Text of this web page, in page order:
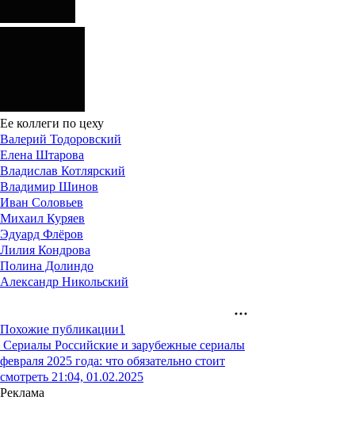
Ее коллеги по цеху
Валерий Тодоровский
Елена Штарова
Владислав Котлярский
Владимир Шинов
Иван Соловьев
Михаил Куряев
Эдуард Флёров
Лилия Кондрова
Полина Долиндо
Александр Никольский
Похожие публикации1
Сериалы Российские и зарубежные сериалы
февраля 2025 года: что обязательно стоит
смотреть 21:04, 01.02.2025
Реклама